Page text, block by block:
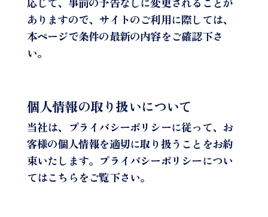
ありますので、サイトのご利用に際しては、
本ページで条件の最新の内容をご確認下さ
い。
個人情報の取り扱いについて
当社は、プライバシーポリシーに従って、お
客様の個人情報を適切に取り扱うことをお約
束いたします。プライバシーポリシーについ
てはこちらをご覧下さい。